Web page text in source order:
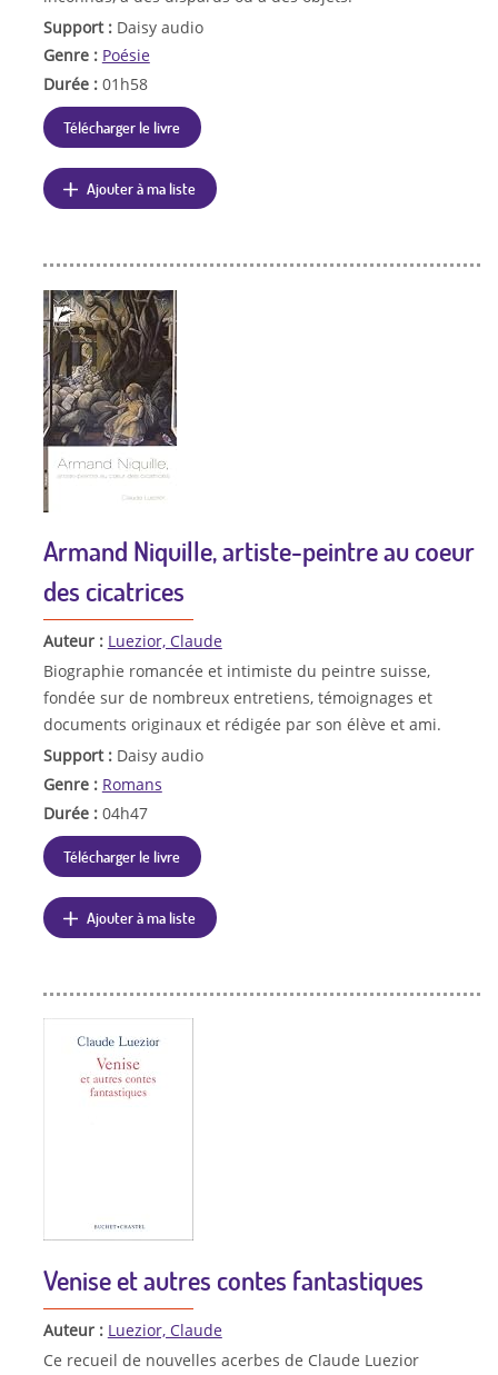
Support : Daisy audio
Genre : Poésie
Durée : 01h58
Télécharger le livre
Ajouter à ma liste
Armand Niquille, artiste-peintre au coeur
des cicatrices
Auteur : Luezior, Claude
Biographie romancée et intimiste du peintre suisse,
fondée sur de nombreux entretiens, témoignages et
documents originaux et rédigée par son élève et ami.
Support : Daisy audio
Genre : Romans
Durée : 04h47
Télécharger le livre
Ajouter à ma liste
Venise et autres contes fantastiques
Auteur : Luezior, Claude
Ce recueil de nouvelles acerbes de Claude Luezior